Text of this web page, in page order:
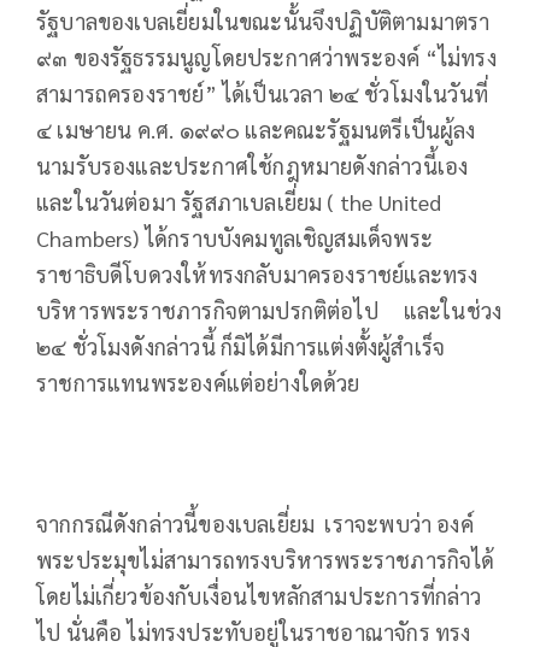
รัฐบาลของเบลเยี่ยมในขณะนั้นจึงปฏิบัติตามมาตรา
๙๓ ของรัฐธรรมนูญโดยประกาศว่าพระองค์ “ไม่ทรง
สามารถครองราชย์” ได้เป็นเวลา ๒๔ ชั่วโมงในวันที่
๔ เมษายน ค.ศ. ๑๙๙๐ และคณะรัฐมนตรีเป็นผู้ลง
นามรับรองและประกาศใช้กฎหมายดังกล่าวนี้เอง
และในวันต่อมา รัฐสภาเบลเยี่ยม ( the United
Chambers) ได้กราบบังคมทูลเชิญสมเด็จพระ
ราชาธิบดีโบดวงให้ทรงกลับมาครองราชย์และทรง
บริหารพระราชภารกิจตามปรกติต่อไป และในช่วง
๒๔ ชั่วโมงดังกล่าวนี้ ก็มิได้มีการแต่งตั้งผู้สำเร็จ
ราชการแทนพระองค์แต่อย่างใดด้วย
จากกรณีดังกล่าวนี้ของเบลเยี่ยม เราจะพบว่า องค์
พระประมุขไม่สามารถทรงบริหารพระราชภารกิจได้
โดยไม่เกี่ยวข้องกับเงื่อนไขหลักสามประการที่กล่าว
ไป นั่นคือ ไม่ทรงประทับอยู่ในราชอาณาจักร ทรง